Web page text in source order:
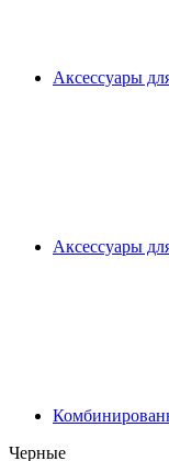
Аксессуары
Аксессуары
Черные